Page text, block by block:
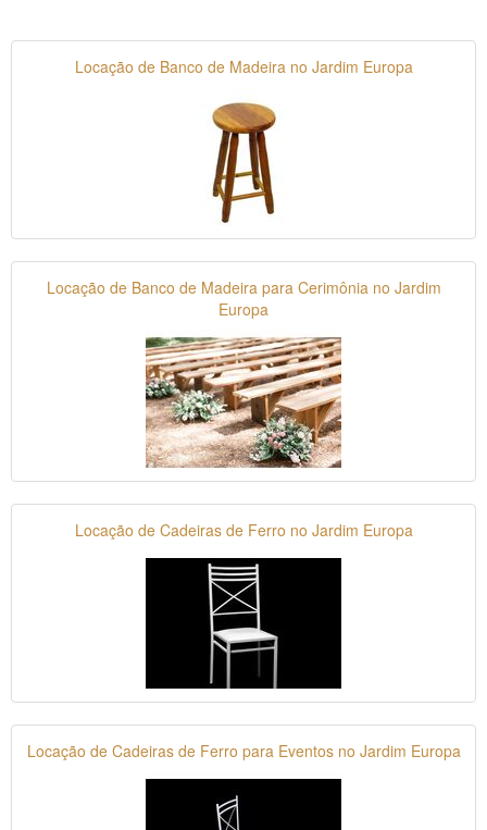
Locação de Banco de Madeira no Jardim Europa
Locação de Banco de Madeira para Cerimônia no Jardim
Europa
Locação de Cadeiras de Ferro no Jardim Europa
Locação de Cadeiras de Ferro para Eventos no Jardim Europa